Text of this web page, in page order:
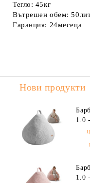
Тегло: 45кг
Вътрешен обем:
Гаранция: 24месеца
Нови продукти
1.0
1.0